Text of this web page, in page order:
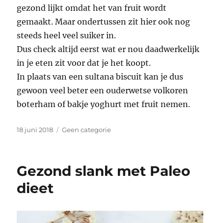
gezond lijkt omdat het van fruit wordt
gemaakt. Maar ondertussen zit hier ook nog
steeds heel veel suiker in.
Dus check altijd eerst wat er nou daadwerkelijk
in je eten zit voor dat je het koopt.
In plaats van een sultana biscuit kan je dus
gewoon veel beter een ouderwetse volkoren
boterham of bakje yoghurt met fruit nemen.
Geplaatst
18 juni 2018 Categorieën
Geen categorie
Gezond slank met Paleo
dieet